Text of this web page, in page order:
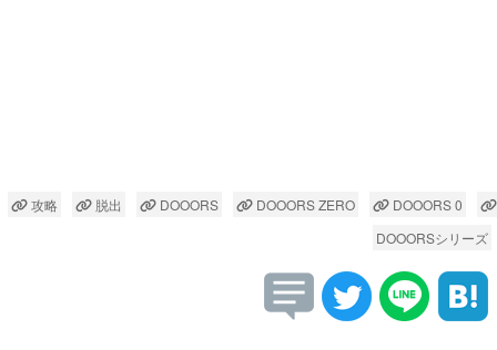
攻略 脱出 DOOORS DOOORS ZERO
DOOORS 0
DOOORSシリーズ